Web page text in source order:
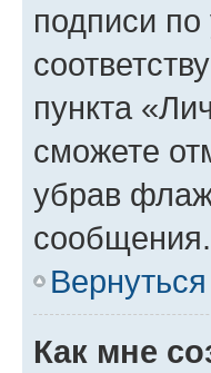
подписи
пункта
сможете
убрав
сообщения.
Как мне